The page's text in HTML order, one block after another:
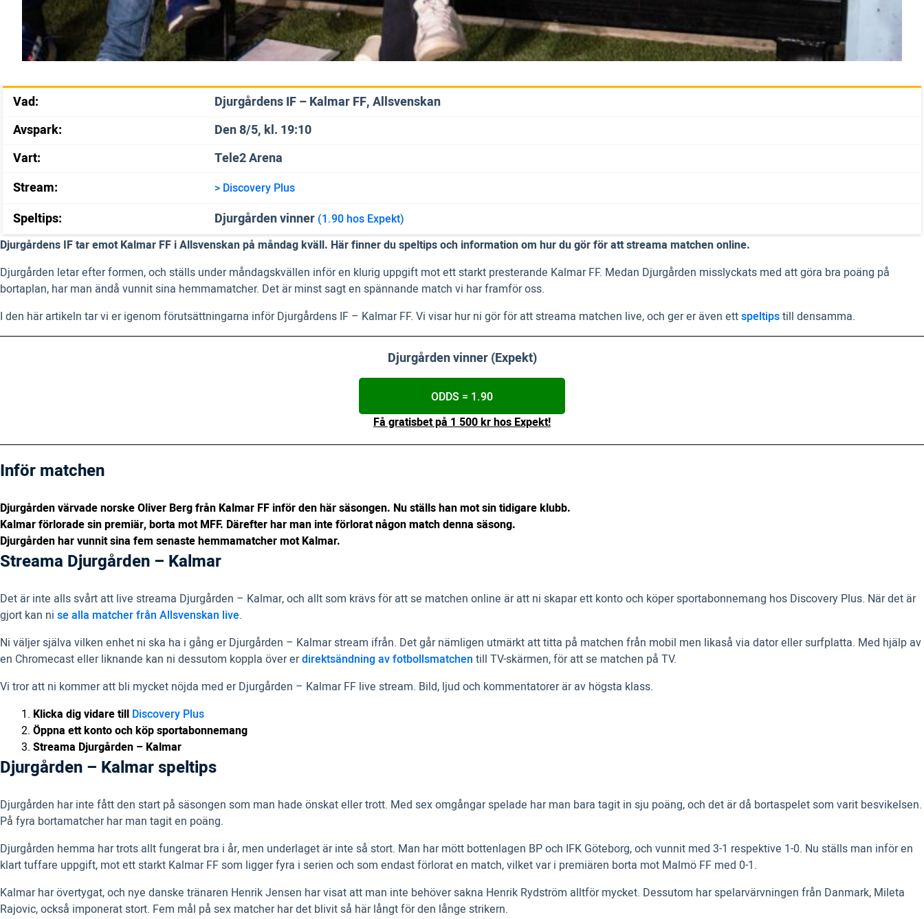
Vad:
Djurgårdens IF – Kalmar FF, Allsvenskan
Avspark:
Den 8/5, kl. 19:10
Vart:
Tele2 Arena
Stream:
> Discovery Plus
Speltips: Djurgården vinner (1.90 hos Expekt)
Djurgårdens IF tar emot Kalmar FF i Allsvenskan på måndag kväll. Här finner du speltips och information om hur du gör för att streama matchen online.
Djurgården letar efter formen, och ställs under måndagskvällen inför en klurig uppgift mot ett starkt presterande Kalmar FF. Medan Djurgården misslyckats med att göra bra poäng på
bortaplan, har man ändå vunnit sina hemmamatcher. Det är minst sagt en spännande match vi har framför oss.
I den här artikeln tar vi er igenom förutsättningarna inför Djurgårdens IF – Kalmar FF. Vi visar hur ni gör för att streama matchen live, och ger er även ettspeltipstill densamma.
Djurgården vinner (Expekt)
ODDS = 1.90
Få gratisbet på 1 500 kr hos Expekt!
Inför matchen
Djurgården värvade norske Oliver Berg från Kalmar FF inför den här säsongen. Nu ställs han mot sin tidigare klubb.
Kalmar förlorade sin premiär, borta mot MFF. Därefter har man inte förlorat någon match denna säsong.
Djurgården har vunnit sina fem senaste hemmamatcher mot Kalmar.
Streama Djurgården – Kalmar
Det är inte alls svårt att live streama Djurgården – Kalmar, och allt som krävs för att se matchen online är att ni skapar ett konto och köper sportabonnemang hos Discovery Plus. När det är
gjort kan ni se alla matcher från Allsvenskan live.
Ni väljer själva vilken enhet ni ska ha i gång er Djurgården – Kalmar stream ifrån. Det går nämligen utmärkt att titta på matchen från mobil men likaså via dator eller surfplatta. Med hjälp av
en Chromecast eller liknande kan ni dessutom koppla över erdirektsändning av fotbollsmatchen till TV-skärmen, för att se matchen på TV.
Vi tror att ni kommer att bli mycket nöjda med er Djurgården – Kalmar FF live stream. Bild, ljud och kommentatorer är av högsta klass.
Klicka dig vidare till Discovery Plus
Öppna ett konto och köp sportabonnemang
Streama Djurgården – Kalmar
Djurgården – Kalmar speltips
Djurgården har inte fått den start på säsongen som man hade önskat eller trott. Med sex omgångar spelade har man bara tagit in sju poäng, och det är då bortaspelet som varit besvikelsen.
På fyra bortamatcher har man tagit en poäng.
Djurgården hemma har trots allt fungerat bra i år, men underlaget är inte så stort. Man har mött bottenlagen BP och IFK Göteborg, och vunnit med 3-1 respektive 1-0. Nu ställs man inför en
klart tuffare uppgift, mot ett starkt Kalmar FF som ligger fyra i serien och som endast förlorat en match, vilket var i premiären borta mot Malmö FF med 0-1.
Kalmar har övertygat, och nye danske tränaren Henrik Jensen har visat att man inte behöver sakna Henrik Rydström alltför mycket. Dessutom har spelarvärvningen från Danmark, Mileta
Rajovic, också imponerat stort. Fem mål på sex matcher har det blivit så här långt för den långe strikern.